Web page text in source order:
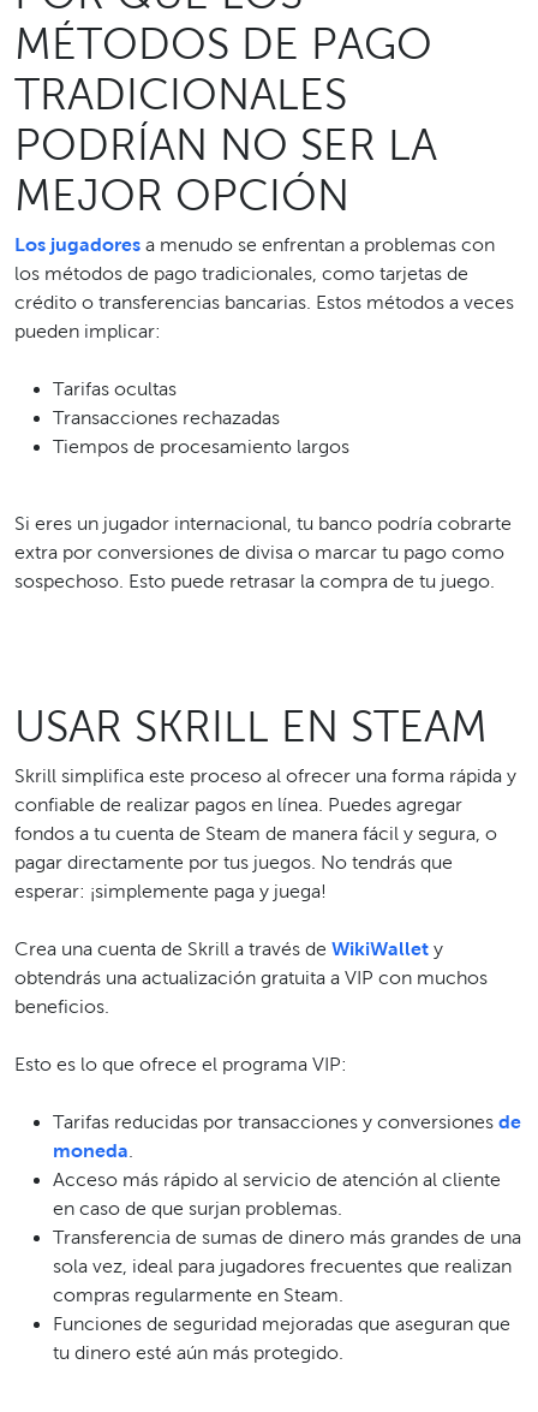
MÉTODOS DE PAGO
TRADICIONALES
PODRÍAN NO SER LA
MEJOR OPCIÓN
Los jugadores a menudo se enfrentan a problemas con
los métodos de pago tradicionales, como tarjetas de
crédito o transferencias bancarias. Estos métodos a veces
pueden implicar:
Tarifas ocultas
Transacciones rechazadas
Tiempos de procesamiento largos
Si eres un jugador internacional, tu banco podría cobrarte
extra por conversiones de divisa o marcar tu pago como
sospechoso. Esto puede retrasar la compra de tu juego.
USAR SKRILL EN STEAM
Skrill simplifica este proceso al ofrecer una forma rápida y
confiable de realizar pagos en línea. Puedes agregar
fondos a tu cuenta de Steam de manera fácil y segura, o
pagar directamente por tus juegos. No tendrás que
esperar: ¡simplemente paga y juega!
Crea una cuenta de Skrill a través de WikiWallet y
obtendrás una actualización gratuita a VIP con muchos
beneficios.
Esto es lo que ofrece el programa VIP:
Tarifas reducidas por transacciones y conversiones de
moneda
Acceso más rápido al servicio de atención al cliente
en caso de que surjan problemas.
Transferencia de sumas de dinero más grandes de una
sola vez, ideal para jugadores frecuentes que realizan
compras regularmente en Steam.
Funciones de seguridad mejoradas que aseguran que
tu dinero esté aún más protegido.